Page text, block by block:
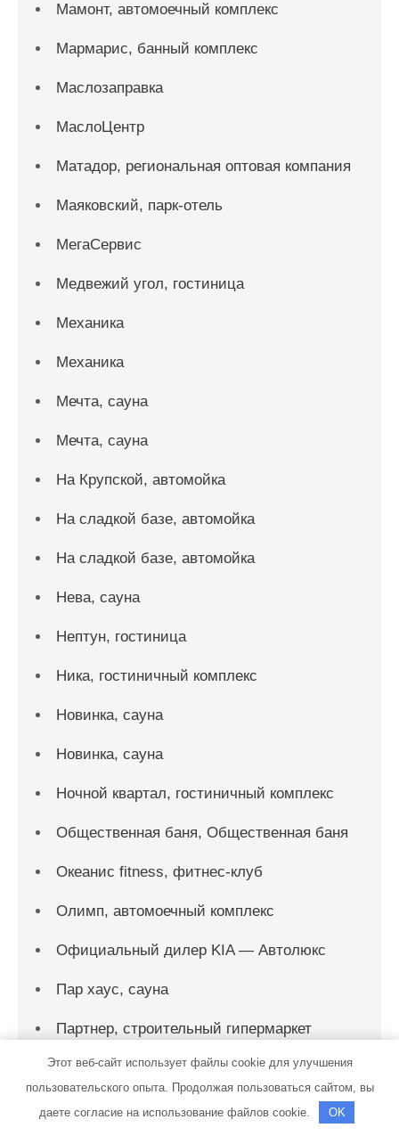
Мамонт, автомоечный комплекс
Мармарис, банный комплекс
Маслозаправка
МаслоЦентр
Матадор, региональная оптовая компания
Маяковский, парк-отель
МегаСервис
Медвежий угол, гостиница
Механика
Механика
Мечта, сауна
Мечта, сауна
На Крупской, автомойка
На сладкой базе, автомойка
На сладкой базе, автомойка
Нева, сауна
Нептун, гостиница
Ника, гостиничный комплекс
Новинка, сауна
Новинка, сауна
Ночной квартал, гостиничный комплекс
Общественная баня, Общественная баня
Океанис fitness, фитнес-клуб
Олимп, автомоечный комплекс
Официальный дилер KIA — Автолюкс
Пар хаус, сауна
Партнер, строительный гипермаркет
Пена, гостиничный комплекс
Пик, отель
Этот веб-сайт использует файлы cookie для улучшения
пользовательского опыта. Продолжая пользоваться сайтом, вы
даете согласие на использование файлов cookie.
OK